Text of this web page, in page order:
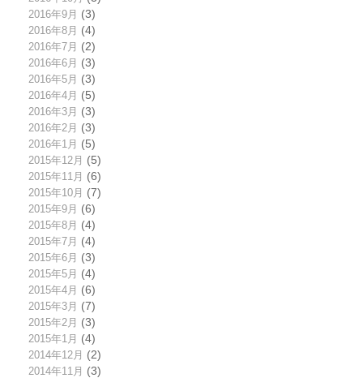
2016年9月 (3)
2016年8月 (4)
2016年7月 (2)
2016年6月 (3)
2016年5月 (3)
2016年4月 (5)
2016年3月 (3)
2016年2月 (3)
2016年1月 (5)
2015年12月 (5)
2015年11月 (6)
2015年10月 (7)
2015年9月 (6)
2015年8月 (4)
2015年7月 (4)
2015年6月 (3)
2015年5月 (4)
2015年4月 (6)
2015年3月 (7)
2015年2月 (3)
2015年1月 (4)
2014年12月 (2)
2014年11月 (3)